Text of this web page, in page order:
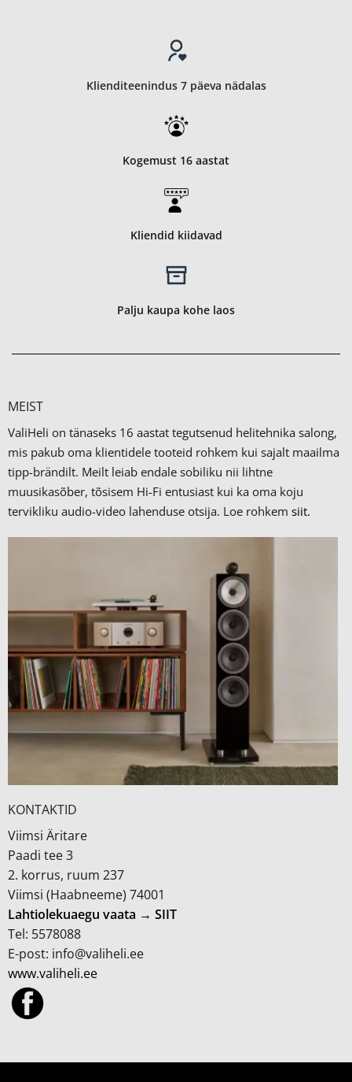
Klienditeenindus 7 päeva nädalas
Kogemust 16 aastat
Kliendid kiidavad
Palju kaupa kohe laos
MEIST
ValiHeli on tänaseks 16 aastat tegutsenud helitehnika salong,
mis pakub oma klientidele tooteid rohkem kui sajalt maailma
tipp-brändilt. Meilt leiab endale sobiliku nii lihtne
muusikasõber, tõsisem Hi-Fi entusiast kui ka oma koju
tervikliku audio-video lahenduse otsija. Loe rohkem siit.
KONTAKTID
Viimsi Äritare
Paadi tee 3
2. korrus, ruum 237
Viimsi (Haabneeme) 74001
Lahtiolekuaegu vaata → SIIT
Tel: 5578088
E-post: info@valiheli.ee
www.valiheli.ee